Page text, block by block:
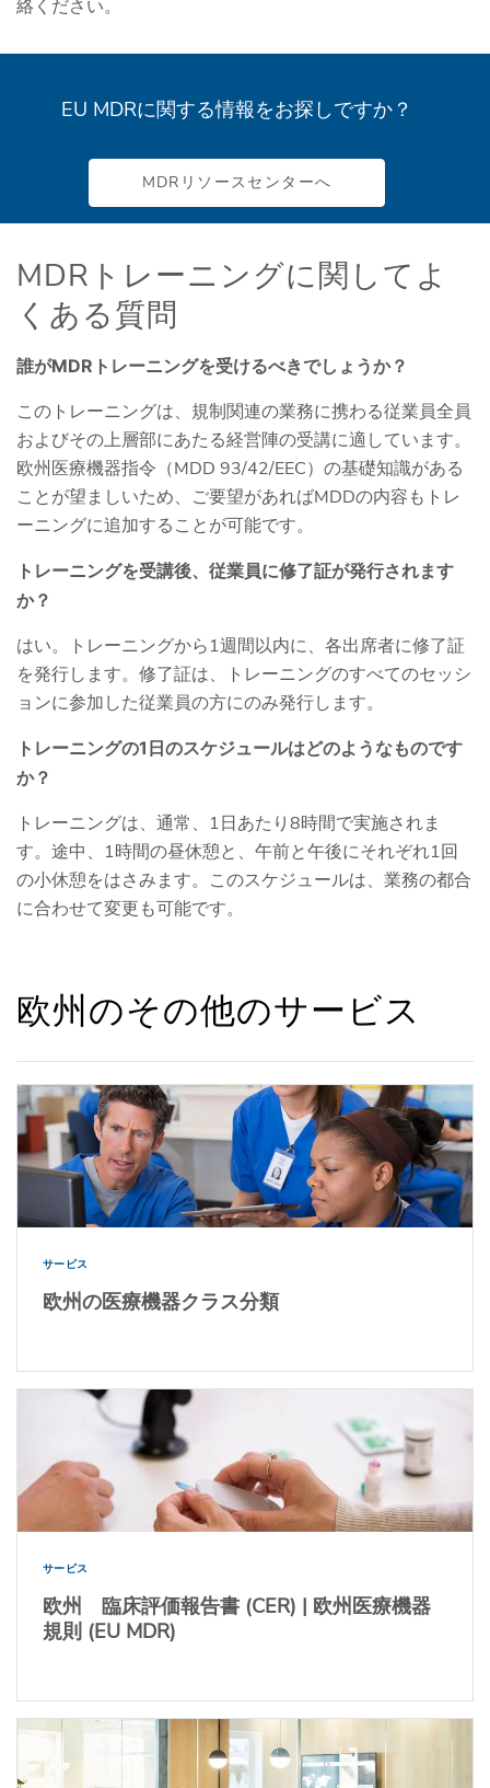
絡ください。
EU MDRに関する情報をお探しですか？
MDRリソースセンターへ
MDRトレーニングに関してよ
くある質問
誰がMDRトレーニングを受けるべきでしょうか？
このトレーニングは、規制関連の業務に携わる従業員全員
およびその上層部にあたる経営陣の受講に適しています。
欧州医療機器指令（MDD 93/42/EEC）の基礎知識がある
ことが望ましいため、ご要望があればMDDの内容もトレ
ーニングに追加することが可能です。
トレーニングを受講後、従業員に修了証が発行されます
か？
はい。トレーニングから1週間以内に、各出席者に修了証
を発行します。修了証は、トレーニングのすべてのセッシ
ョンに参加した従業員の方にのみ発行します。
トレーニングの1日のスケジュールはどのようなものです
か？
トレーニングは、通常、1日あたり8時間で実施されま
す。途中、1時間の昼休憩と、午前と午後にそれぞれ1回
の小休憩をはさみます。このスケジュールは、業務の都合
に合わせて変更も可能です。
欧州のその他のサービス
サービス
欧州の医療機器クラス分類
サービス
欧州 臨床評価報告書 (CER) | 欧州医療機器
規則 (EU MDR)